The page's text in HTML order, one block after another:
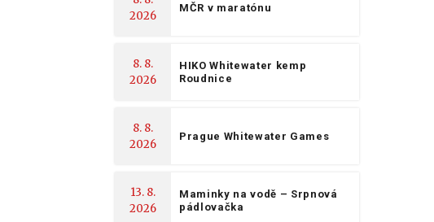
2026
MČR v maratónu
8. 8.
2026
HIKO Whitewater kemp
Roudnice
8. 8.
2026
Prague Whitewater Games
13. 8.
2026
Maminky na vodě – Srpnová
pádlovačka